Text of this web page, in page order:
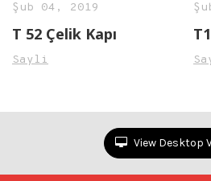
Şub 04, 2019
T 52 Çelik Kapı
Sayli
View Desktop